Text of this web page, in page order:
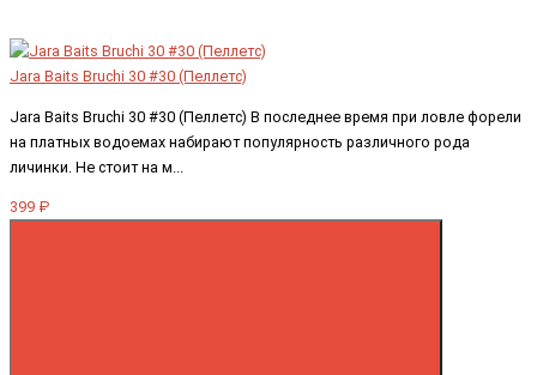
Jara Baits Bruchi 30 #30 (Пеллетс)
Jara Baits Bruchi 30 #30 (Пеллетс) В последнее время при ловле форели
на платных водоемах набирают популярность различного рода
личинки. Не стоит на м...
399 ₽